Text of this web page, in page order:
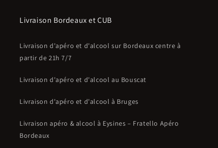
Livraison Bordeaux et CUB
Livraison d'apéro et d'alcool sur Bordeaux centre à
partir de 21h 7/7
Livraison d'apéro et d'alcool au Bouscat
Livraison d'apéro et d'alcool à Bruges
Livraison apéro & alcool à Eysines – Fratello Apéro
Bordeaux